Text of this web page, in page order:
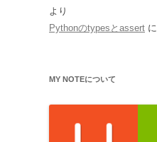
より
Pythonのtypesとassert に
MY NOTEについて